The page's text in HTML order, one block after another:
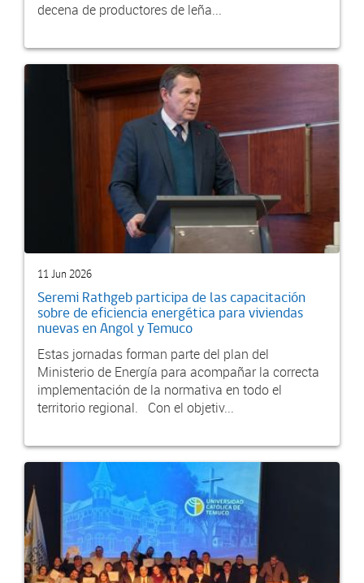
decena de productores de leña...
11 Jun 2026
Seremi Rathgeb participa de las capacitación
sobre de eficiencia energética para viviendas
nuevas en Angol y Temuco
Estas jornadas forman parte del plan del
Ministerio de Energía para acompañar la correcta
implementación de la normativa en todo el
territorio regional. Con el objetiv...